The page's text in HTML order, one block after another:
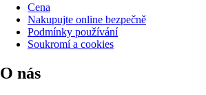
Cena
Nakupujte online bezpečně
Podmínky používání
Soukromí a cookies
O nás